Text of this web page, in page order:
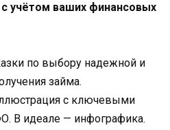
учётом ваших финансовых
по выбору надежной и
займа.
с ключевыми
В идеале — инфографика.